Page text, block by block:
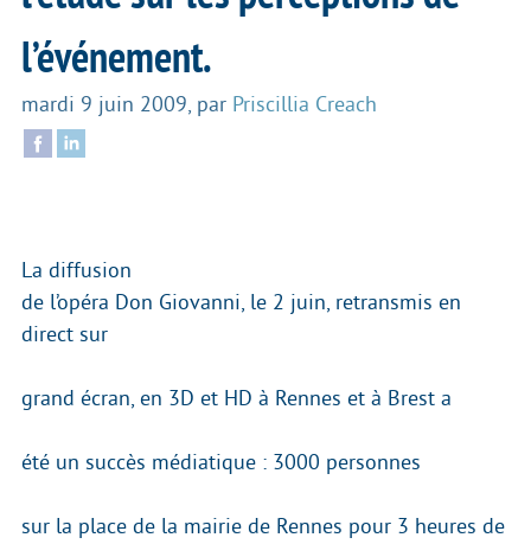
l’événement.
mardi 9 juin 2009, par Priscillia Creach
La diffusion
de l’opéra Don Giovanni, le 2 juin, retransmis en
direct sur
grand écran, en 3D et HD à Rennes et à Brest a
été un succès médiatique : 3000 personnes
sur la place de la mairie de Rennes pour 3 heures de